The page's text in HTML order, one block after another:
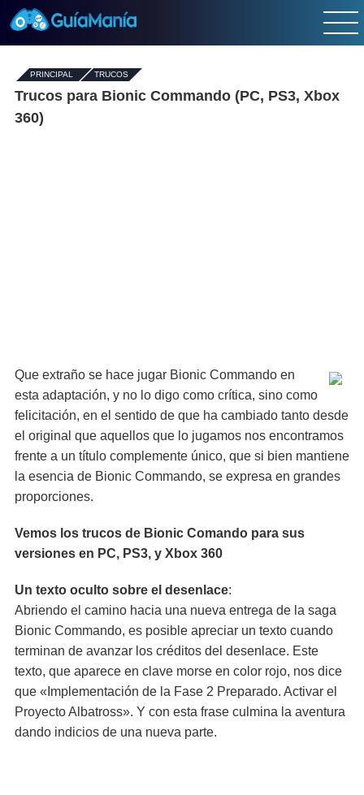
PRINCIPAL - TRUCOS
Trucos para Bionic Commando (PC, PS3, Xbox
360)
Que extraño se hace jugar Bionic Commando en
esta adaptación, y no lo digo como crítica, sino como
felicitación, en el sentido de que ha cambiado tanto desde
el original que aquellos que lo jugamos nos encontramos
frente a un título complemente único, que si bien mantiene
la esencia de Bionic Commando, se expresa en grandes
proporciones.
Vemos los trucos de Bionic Comando para sus
versiones en PC, PS3, y Xbox 360
Un texto oculto sobre el desenlace:
Abriendo el camino hacia una nueva entrega de la saga
Bionic Commando, es posible apreciar un texto cuando
terminan de avanzar los créditos del desenlace. Este
texto, que aparece en clave morse en color rojo, nos dice
que «Implementación de la Fase 2 Preparado. Activar el
Proyecto Albatross». Y con esta frase culmina la aventura
dando indicios de una nueva parte.